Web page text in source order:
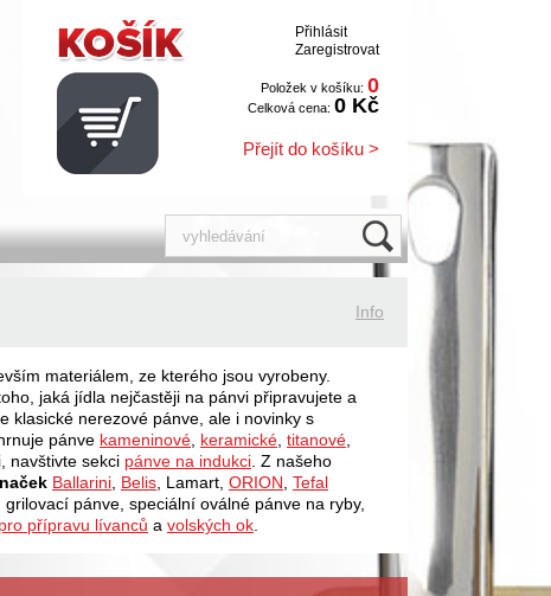
Přihlásit
Zaregistrovat
Položek v košíku: 0
Celková cena: 0 Kč
Přejít do košíku >
Info
materiálem, ze kterého jsou vyrobeny.
jaká jídla nejčastěji na pánvi připravujete a
klasické nerezové pánve, ale i novinky s
pánve kameninové keramické titanové
navštivte sekci pánve na indukci . Z našeho
Ballarini Belis , Lamart, ORION Tefal
, grilovací pánve, speciální oválné pánve na ryby,
přípravu lívanců a volských ok